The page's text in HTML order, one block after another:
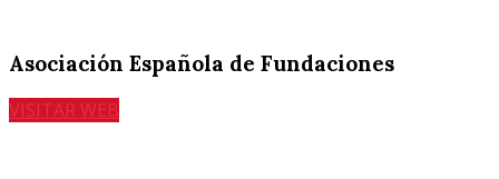
Asociación Española de Fundaciones
VISITAR WEB